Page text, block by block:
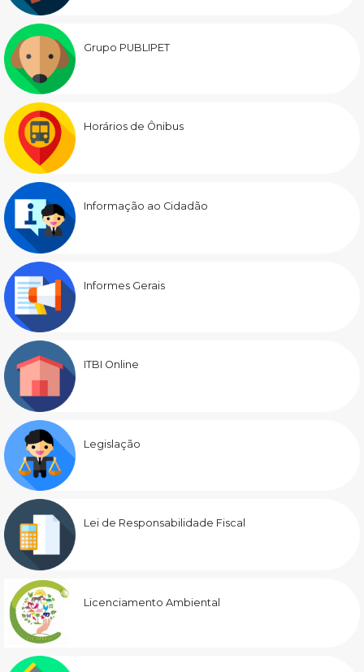
Grupo PUBLIPET
Horários de Ônibus
Informação ao Cidadão
Informes Gerais
ITBI Online
Legislação
Lei de Responsabilidade Fiscal
Licenciamento Ambiental